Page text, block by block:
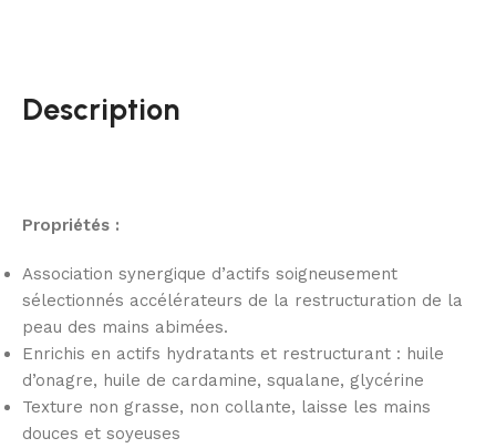
Description
Propriétés :
Association synergique d’actifs soigneusement
sélectionnés accélérateurs de la restructuration de la
peau des mains abimées.
Enrichis en actifs hydratants et restructurant : huile
d’onagre, huile de cardamine, squalane, glycérine
Texture non grasse, non collante, laisse les mains
douces et soyeuses